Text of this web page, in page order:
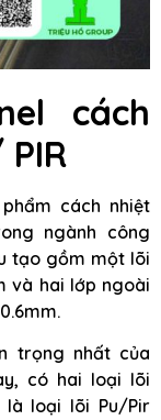
cách
cách nhiệt
ngành công
tạo gồm một lõi
và hai lớp ngoài
trọng nhất của
có hai loại lõi
là loại lõi Pu/Pir